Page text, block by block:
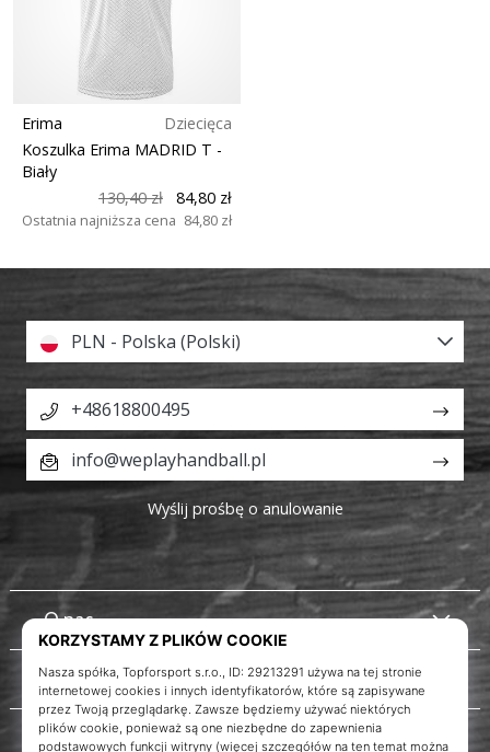
Erima
Dziecięca
Koszulka Erima MADRID T -
Biały
130,40 zł
84,80 zł
Ostatnia najniższa cena 84,80 zł
O nas
Obsługa klienta
PLN - Polska (Polski)
+48618800495
info@weplayhandball.pl
Wyślij prośbę o anulowanie